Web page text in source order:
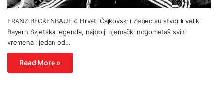
FRANZ BECKENBAUER: Hrvati Čajkovski i Zebec su stvorili veliki
Bayern Svjetska legenda, najbolji njemački nogometaš svih
vremena i jedan od…
Read More »